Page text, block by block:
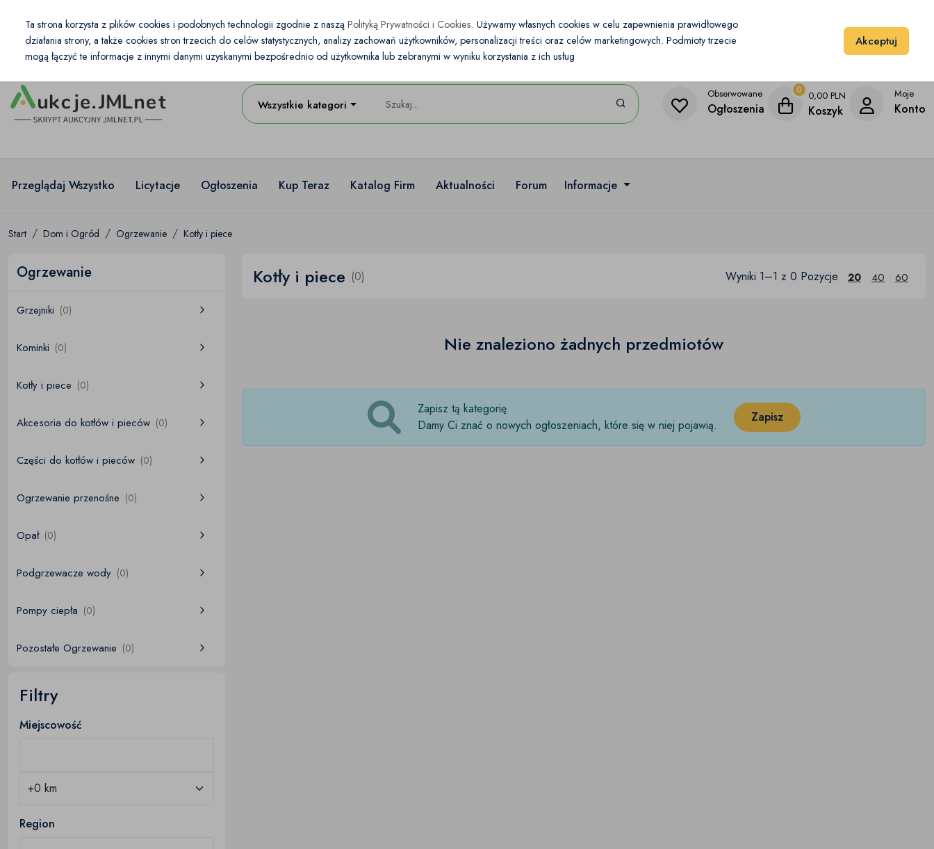
PL PLN Moje konto Dodaj przedmiot
Wszystkie kategorie
Obserwowane
Ogłoszenia
0 0,00 PLN
Koszyk
Moje
Konto
Przeglądaj Wszystko Licytacje Ogłoszenia Kup Teraz Katalog Firm Aktualności Forum Informacje
Start Dom i Ogród Ogrzewanie Kotły i piece
Ogrzewanie
Grzejniki (0)
Kominki (0)
Kotły i piece (0)
Akcesoria do kotłów i pieców (0)
Części do kotłów i pieców (0)
Ogrzewanie przenośne (0)
Opał (0)
Podgrzewacze wody (0)
Pompy ciepła (0)
Pozostałe Ogrzewanie (0)
Filtry
Miejscowość
Region
Kotły i piece (0) Wyniki 1–1 z 0 Pozycje 20 40 60
Nie znaleziono żadnych przedmiotów
Zapisz tą kategorię
Damy Ci znać o nowych ogłoszeniach, które się w niej pojawią.
Zapisz
Ta strona korzysta z plików cookies i podobnych technologii zgodnie z naszą Polityką Prywatności i Cookies. Używamy własnych cookies w celu zapewnienia prawidłowego
działania strony, a także cookies stron trzecich do celów statystycznych, analizy zachowań użytkowników, personalizacji treści oraz celów marketingowych. Podmioty trzecie
mogą łączyć te informacje z innymi danymi uzyskanymi bezpośrednio od użytkownika lub zebranymi w wyniku korzystania z ich usług
Akceptuj